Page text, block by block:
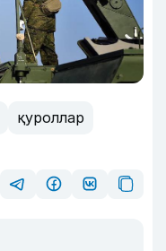
қуроллар